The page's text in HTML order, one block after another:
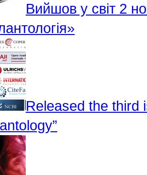
Вийшов у світ 2
Released the third